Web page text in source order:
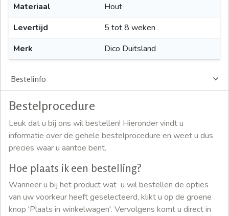
Materiaal
Hout
Levertijd
5 tot 8 weken
Merk
Dico Duitsland
Bestelinfo
Bestelprocedure
Leuk dat u bij ons wil bestellen! Hieronder vindt u
informatie over de gehele bestelprocedure en weet u dus
precies waar u aantoe bent.
Hoe plaats ik een bestelling?
Wanneer u bij het product wat u wil bestellen de opties
van uw voorkeur heeft geselecteerd, klikt u op de groene
knop 'Plaats in winkelwagen'. Vervolgens komt u direct in